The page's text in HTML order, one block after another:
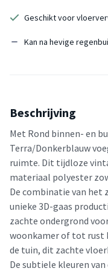
Geschikt voor
Kan na hevige
Beschrijving
Met Rond binnen- en
Terra/Donkerblauw
ruimte. Dit tijdloze
materiaal polyester
De combinatie van het
unieke 3D-gaas
zachte ondergrond
woonkamer of tot rust
de tuin, dit zachte
De subtiele kleuren